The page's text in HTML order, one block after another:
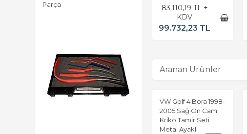
Parça
ALMAN GRUBU 156 GÖZ
105LİK ÇEKMECE
83.110,19 TL +
KDV
99.732,23 TL
Aranan Ürünler
VW Golf 4 Bora 1998-
2005 Sağ Ön Cam
Kriko Tamir Seti
Metal Ayaklı